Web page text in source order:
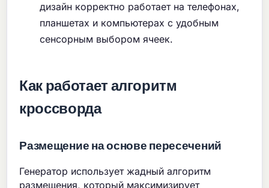
дизайн корректно работает на телефонах,
планшетах и компьютерах с удобным
сенсорным выбором ячеек.
Как работает алгоритм
кроссворда
Размещение на основе пересечений
Генератор использует жадный алгоритм
размещения, который максимизирует